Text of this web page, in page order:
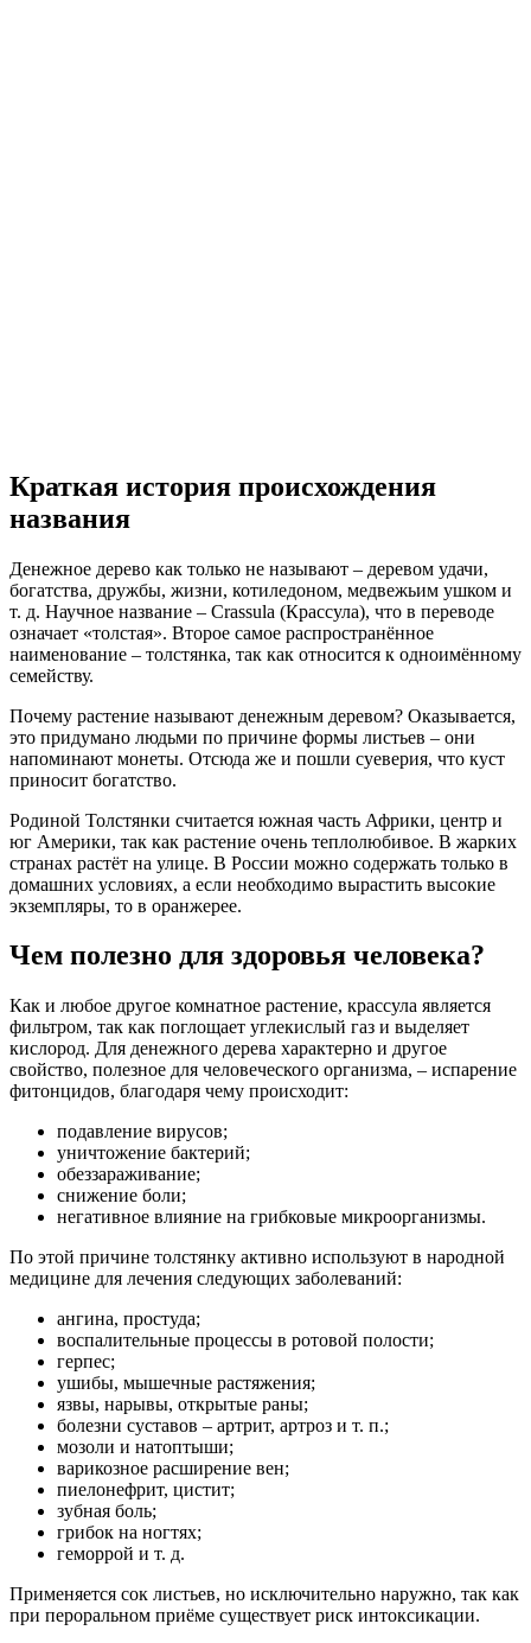
Краткая история происхождения
названия
Денежное дерево как только не называют – деревом удачи,
богатства, дружбы, жизни, котиледоном, медвежьим ушком и
т. д. Научное название – Crassula (Крассула), что в переводе
означает «толстая». Второе самое распространённое
наименование – толстянка, так как относится к одноимённому
семейству.
Почему растение называют денежным деревом? Оказывается,
это придумано людьми по причине формы листьев – они
напоминают монеты. Отсюда же и пошли суеверия, что куст
приносит богатство.
Родиной Толстянки считается южная часть Африки, центр и
юг Америки, так как растение очень теплолюбивое. В жарких
странах растёт на улице. В России можно содержать только в
домашних условиях, а если необходимо вырастить высокие
экземпляры, то в оранжерее.
Чем полезно для здоровья человека?
Как и любое другое комнатное растение, крассула является
фильтром, так как поглощает углекислый газ и выделяет
кислород. Для денежного дерева характерно и другое
свойство, полезное для человеческого организма, – испарение
фитонцидов, благодаря чему происходит:
подавление вирусов;
уничтожение бактерий;
обеззараживание;
снижение боли;
негативное влияние на грибковые микроорганизмы.
По этой причине толстянку активно используют в народной
медицине для лечения следующих заболеваний:
ангина, простуда;
воспалительные процессы в ротовой полости;
герпес;
ушибы, мышечные растяжения;
язвы, нарывы, открытые раны;
болезни суставов – артрит, артроз и т. п.;
мозоли и натоптыши;
варикозное расширение вен;
пиелонефрит, цистит;
зубная боль;
грибок на ногтях;
геморрой и т. д.
Применяется сок листьев, но исключительно наружно, так как
при пероральном приёме существует риск интоксикации.